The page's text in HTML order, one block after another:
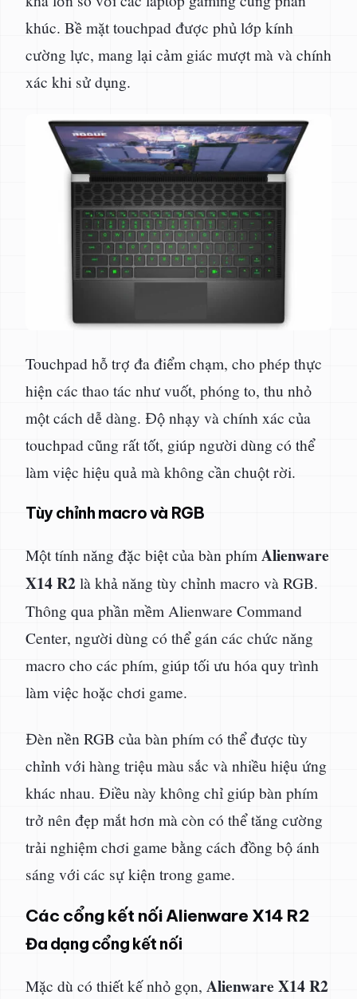
khúc. Bề mặt touchpad được phủ lớp kính
cường lực, mang lại cảm giác mượt mà và chính
xác khi sử dụng.
Touchpad hỗ trợ đa điểm chạm, cho phép thực
hiện các thao tác như vuốt, phóng to, thu nhỏ
một cách dễ dàng. Độ nhạy và chính xác của
touchpad cũng rất tốt, giúp người dùng có thể
làm việc hiệu quả mà không cần chuột rời.
Tùy chỉnh macro và RGB
Một tính năng đặc biệt của bàn phímAlienware
X14 R2là khả năng tùy chỉnh macro và RGB.
Thông qua phần mềm Alienware Command
Center, người dùng có thể gán các chức năng
macro cho các phím, giúp tối ưu hóa quy trình
làm việc hoặc chơi game.
Đèn nền RGB của bàn phím có thể được tùy
chỉnh với hàng triệu màu sắc và nhiều hiệu ứng
khác nhau. Điều này không chỉ giúp bàn phím
trở nên đẹp mắt hơn mà còn có thể tăng cường
trải nghiệm chơi game bằng cách đồng bộ ánh
sáng với các sự kiện trong game.
Các cổng kết nối Alienware X14 R2
Đa dạng cổng kết nối
Mặc dù có thiết kế nhỏ gọn, Alienware X14 R2